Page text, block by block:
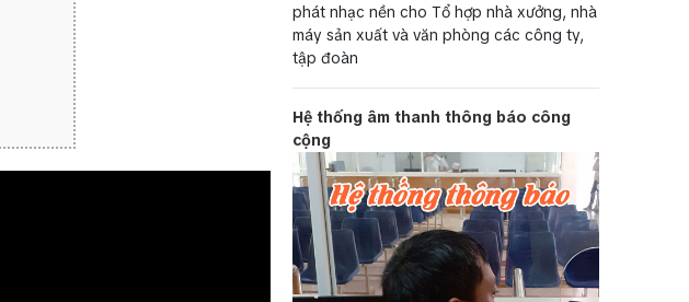
phát nhạc nền cho Tổ hợp nhà xưởng, nhà
máy sản xuất và văn phòng các công ty,
tập đoàn
Hệ thống âm thanh thông báo công
cộng